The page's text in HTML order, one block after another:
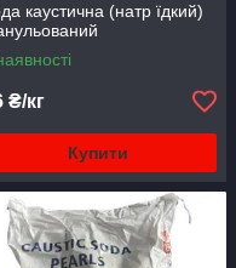
каустична (натр їдкий)
₴/кг
Купити